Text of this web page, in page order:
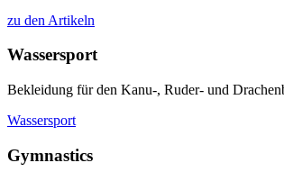
zu den Artikeln
Wassersport
Bekleidung für den Kanu-, Ruder- und
Wassersport
Gymnastics